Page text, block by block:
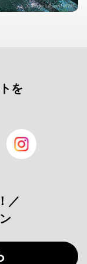
© Roger Leguen / WWF
を
／